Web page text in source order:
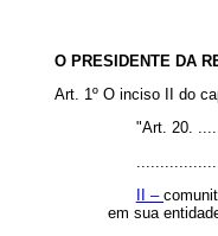
O PRESIDENTE DA
Art. 1º O inciso II do
"Art. 20.
II –
em sua